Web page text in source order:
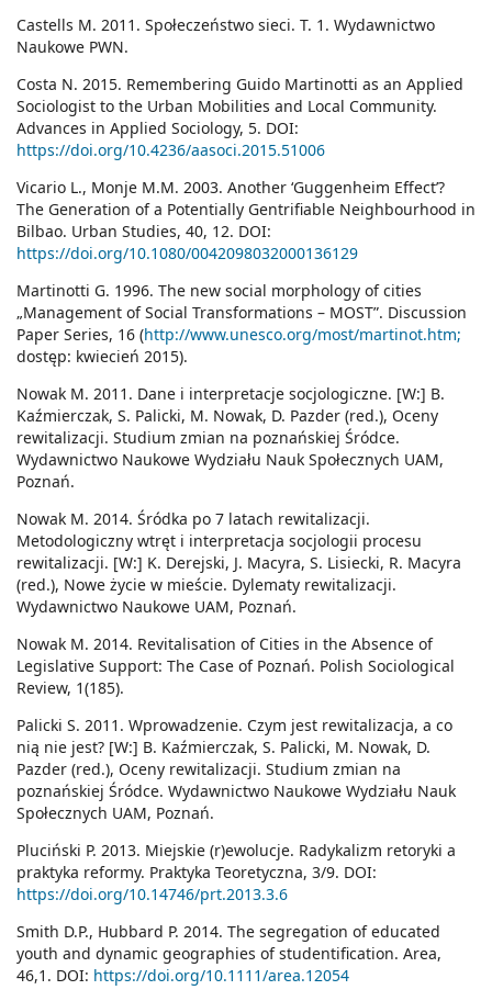
Castells M. 2011. Społeczeństwo sieci. T. 1. Wydawnictwo
Naukowe PWN.
Costa N. 2015. Remembering Guido Martinotti as an Applied
Sociologist to the Urban Mobilities and Local Community.
Advances in Applied Sociology, 5. DOI:
https://doi.org/10.4236/aasoci.2015.51006
Vicario L., Monje M.M. 2003. Another ‘Guggenheim Effect’?
The Generation of a Potentially Gentrifiable Neighbourhood in
Bilbao. Urban Studies, 40, 12. DOI:
https://doi.org/10.1080/0042098032000136129
Martinotti G. 1996. The new social morphology of cities
„Management of Social Transformations – MOST”. Discussion
Paper Series, 16 (http://www.unesco.org/most/martinot.htm;
dostęp: kwiecień 2015).
Nowak M. 2011. Dane i interpretacje socjologiczne. [W:] B.
Kaźmierczak, S. Palicki, M. Nowak, D. Pazder (red.), Oceny
rewitalizacji. Studium zmian na poznańskiej Śródce.
Wydawnictwo Naukowe Wydziału Nauk Społecznych UAM,
Poznań.
Nowak M. 2014. Śródka po 7 latach rewitalizacji.
Metodologiczny wtręt i interpretacja socjologii procesu
rewitalizacji. [W:] K. Derejski, J. Macyra, S. Lisiecki, R. Macyra
(red.), Nowe życie w mieście. Dylematy rewitalizacji.
Wydawnictwo Naukowe UAM, Poznań.
Nowak M. 2014. Revitalisation of Cities in the Absence of
Legislative Support: The Case of Poznań. Polish Sociological
Review, 1(185).
Palicki S. 2011. Wprowadzenie. Czym jest rewitalizacja, a co
nią nie jest? [W:] B. Kaźmierczak, S. Palicki, M. Nowak, D.
Pazder (red.), Oceny rewitalizacji. Studium zmian na
poznańskiej Śródce. Wydawnictwo Naukowe Wydziału Nauk
Społecznych UAM, Poznań.
Pluciński P. 2013. Miejskie (r)ewolucje. Radykalizm retoryki a
praktyka reformy. Praktyka Teoretyczna, 3/9. DOI:
https://doi.org/10.14746/prt.2013.3.6
Smith D.P., Hubbard P. 2014. The segregation of educated
youth and dynamic geographies of studentification. Area,
46,1. DOI: https://doi.org/10.1111/area.12054